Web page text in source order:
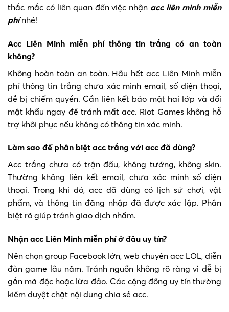
thắc mắc có liên quan đến việc nhận acc liên minh miễn
phínhé!
Acc Liên Minh miễn phí thông tin trắng có an toàn
không?
Không hoàn toàn an toàn. Hầu hết acc Liên Minh miễn
phí thông tin trắng chưa xác minh email, số điện thoại,
dễ bị chiếm quyền. Cần liên kết bảo mật hai lớp và đổi
mật khẩu ngay để tránh mất acc. Riot Games không hỗ
trợ khôi phục nếu không có thông tin xác minh.
Làm sao để phân biệt acc trắng với acc đã dùng?
Acc trắng chưa có trận đấu, không tướng, không skin.
Thường không liên kết email, chưa xác minh số điện
thoại. Trong khi đó, acc đã dùng có lịch sử chơi, vật
phẩm, và thông tin đăng nhập đã được xác lập. Phân
biệt rõ giúp tránh giao dịch nhầm.
Nhận acc Liên Minh miễn phí ở đâu uy tín?
Nên chọn group Facebook lớn, web chuyên acc LOL, diễn
đàn game lâu năm. Tránh nguồn không rõ ràng vì dễ bị
gắn mã độc hoặc lừa đảo. Các cộng đồng uy tín thường
kiểm duyệt chặt nội dung chia sẻ acc.